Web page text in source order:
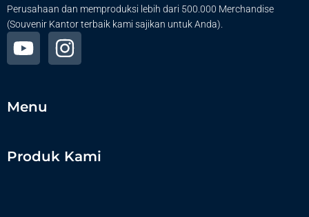
Perusahaan dan memproduksi lebih dari 500.000 Merchandise
(Souvenir Kantor terbaik kami sajikan untuk Anda).
Menu
Produk Kami